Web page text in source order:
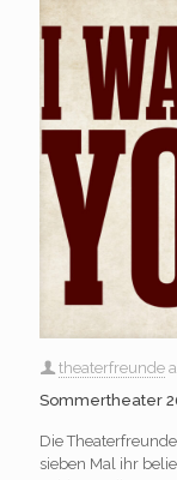
theaterfreunde
Sommertheater
Die
sieben Mal ihr